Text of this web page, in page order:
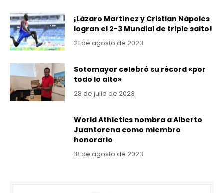
¡Lázaro Martínez y Cristian Nápoles
logran el 2-3 Mundial de triple salto!
21 de agosto de 2023
Sotomayor celebró su récord «por
todo lo alto»
28 de julio de 2023
World Athletics nombra a Alberto
Juantorena como miembro
honorario
18 de agosto de 2023